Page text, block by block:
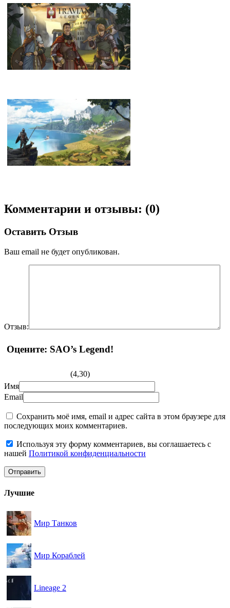
Комментарии и отзывы: (0)
Оставить Отзыв
Ваш email не будет опубликован.
Отзыв:
Оцените: SAO’s Legend!
(4,30)
Имя
Email
Сохранить моё имя, email и адрес сайта в этом браузере для
последующих моих комментариев.
Используя эту форму комментариев, вы соглашаетесь с
нашей Политикой конфиденциальности
Лучшие
Мир Танков
Мир Кораблей
Lineage 2